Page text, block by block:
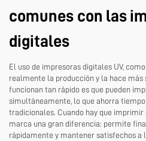
comunes con las
digitales
El uso de impresoras digitales UV,
realmente la producción y la hace más
funcionan tan rápido es que pueden
simultáneamente, lo que ahorra
tradicionales. Cuando hay que
marca una gran diferencia: permite
rápidamente y mantener satisfechos a